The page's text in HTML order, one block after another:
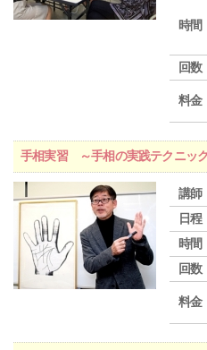
時間
回数
料金
手相実習 ～手相の実践テクニッ
講師
日程
時間
回数
料金